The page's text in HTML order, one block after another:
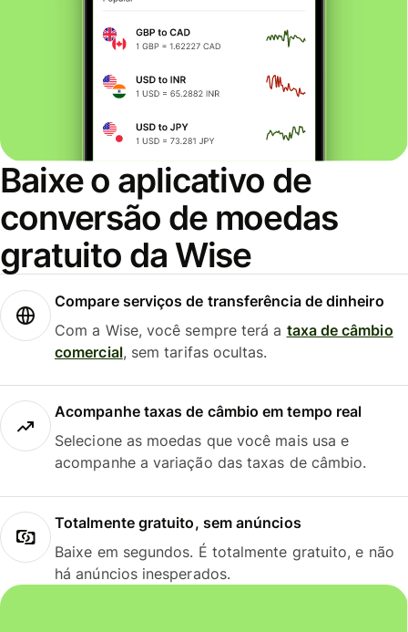
Baixe o aplicativo de
conversão de moedas
gratuito da Wise
Compare serviços de transferência de dinheiro
Com a Wise, você sempre terá a taxa de câmbio
comercial, sem tarifas ocultas.
Acompanhe taxas de câmbio em tempo real
Selecione as moedas que você mais usa e
acompanhe a variação das taxas de câmbio.
Totalmente gratuito, sem anúncios
Baixe em segundos. É totalmente gratuito, e não
há anúncios inesperados.